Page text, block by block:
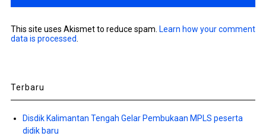
This site uses Akismet to reduce spam. Learn how your comment
data is processed
Terbaru
Disdik Kalimantan Tengah Gelar Pembukaan MPLS peserta
didik baru